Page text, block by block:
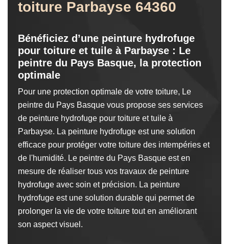
toiture Parbayse 64360
Bénéficiez d’une peinture hydrofuge
pour toiture et tuile à Parbayse : Le
peintre du Pays Basque, la protection
optimale
Pour une protection optimale de votre toiture, Le
peintre du Pays Basque vous propose ses services
de peinture hydrofuge pour toiture et tuile à
Parbayse. La peinture hydrofuge est une solution
efficace pour protéger votre toiture des intempéries et
de l'humidité. Le peintre du Pays Basque est en
mesure de réaliser tous vos travaux de peinture
hydrofuge avec soin et précision. La peinture
hydrofuge est une solution durable qui permet de
prolonger la vie de votre toiture tout en améliorant
son aspect visuel.